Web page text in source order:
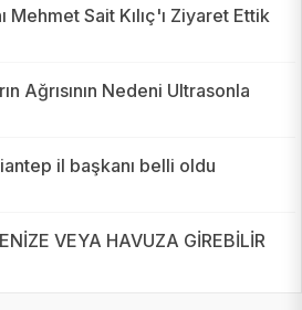
Mehmet Sait Kılıç'ı Ziyaret Ettik
Ağrısının Nedeni Ultrasonla
il başkanı belli oldu
VEYA HAVUZA GİREBİLİR